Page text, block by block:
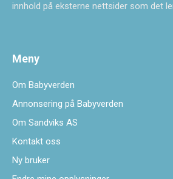
innhold på eksterne nettsider som det
Meny
Om Babyverden
Annonsering på Babyverden
Om Sandviks AS
Kontakt oss
Ny bruker